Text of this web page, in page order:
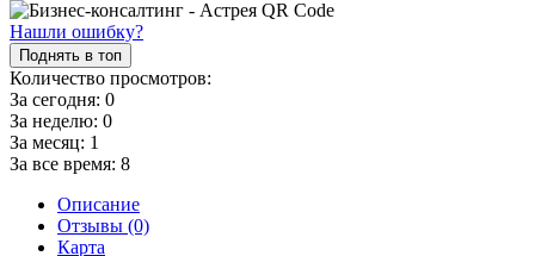
Нашли ошибку?
Поднять в топ
Количество просмотров:
За сегодня: 0
За неделю: 0
За месяц: 1
За все время: 8
Описание
Отзывы (0)
Карта